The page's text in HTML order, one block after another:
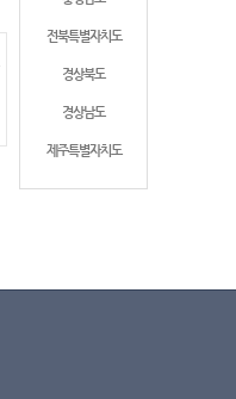
전북특별자치도
경상북도
경상남도
제주특별자치도